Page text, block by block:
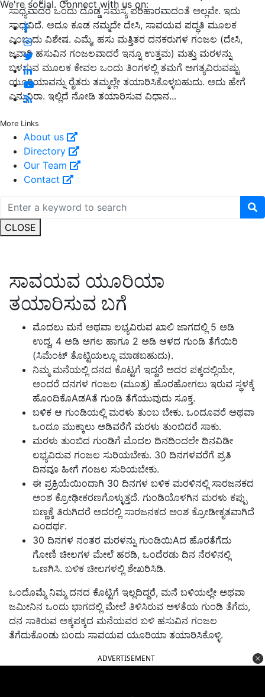
We're social. Connect with us on:
More Links
About us
Directory
Our Team
Contact
CLOSE
ಸಾಧ್ಯವಾದರೆ ಒಂದು ದೊಡ್ಡ ಸಮಸ್ಯೆ ಪರಿಹಾರವಾದಂತೆ ಅಲ್ಲವೇ. ಇದು
ಸಾಧ್ಯವಿದೆ. ಅದೂ ಕೂಡ ನಮ್ಮದೇ ದೇಸಿ, ಸಾವಯವ ಪದ್ಧತಿ ಮೂಲಕ
ಎಂಬುದು ವಿಶೇಷ. ಎಮ್ಮೆ, ಹಸು ಮತ್ತಿತರ ದನಕರುಗಳ ಗಂಜಲ (ದೇಸಿ,
ಜವಾರಿ ಹಸುವಿನ ಗಂಜಲವಾದರೆ ಇನ್ನೂ ಉತ್ತಮ) ಮತ್ತು ಮರಳನ್ನು
ಬಳಸುವ ಮೂಲಕ ಕೇವಲ ಒಂದು ತಿಂಗಳಲ್ಲಿ ತಮಗೆ ಅಗತ್ಯವಿರುವಷ್ಟು
ಯೂರಿಯಾವನ್ನು ರೈತರು ತಮ್ಮಲ್ಲೇ ತಯಾರಿಸಿಕೊಳ್ಳಬಹುದು. ಅದು ಹೇಗೆ
ಎನ್ನುವಿರಾ. ಇಲ್ಲಿದೆ ನೋಡಿ ತಯಾರಿಸುವ ವಿಧಾನ...
ಸಾವಯವ ಯೂರಿಯಾ
ತಯಾರಿಸುವ ಬಗೆ
ಮೊದಲು ಮನೆ ಅಥವಾ ಲಭ್ಯವಿರುವ ಖಾಲಿ ಜಾಗದಲ್ಲಿ 5 ಅಡಿ
ಉದ್ದ, 4 ಅಡಿ ಅಗಲ ಹಾಗೂ 2 ಅಡಿ ಆಳದ ಗುಂಡಿ ತೆಗೆಯಿರಿ
(ಸಿಮೆಂಟ್ ತೊಟ್ಟಿಯಲ್ಲೂ ಮಾಡಬಹುದು).
ನಿಮ್ಮ ಮನೆಯಲ್ಲಿ ದನದ ಕೊಟ್ಟಗೆ ಇದ್ದರೆ ಅದರ ಪಕ್ಕದಲ್ಲಿಯೇ,
ಅಂದರೆ ದನಗಳ ಗಂಜಲ (ಮೂತ್ರ) ಹೊರಹೋಗಲು ಇರುವ ಸ್ಥಳಕ್ಕೆ
ಹೊಂದಿಕೊAಡAತೆ ಗುಂಡಿ ತೆಗೆಯುವುದು ಸೂಕ್ತ.
ಬಳಿಕ ಆ ಗುಂಡಿಯಲ್ಲಿ ಮರಳು ತುಂಬ ಬೇಕು. ಒಂದೂವರೆ ಅಥವಾ
ಒಂದೂ ಮುಕ್ಕಾಲು ಅಡಿವರೆಗೆ ಮರಳು ತುಂಬಿದರೆ ಸಾಕು.
ಮರಳು ತುಂಬಿದ ಗುಂಡಿಗೆ ಮೊದಲ ದಿನದಿಂದಲೇ ದಿನವಿಡೀ
ಲಭ್ಯವಿರುವ ಗಂಜಲ ಸುರಿಯಬೇಕು. 30 ದಿನಗಳವರೆಗೆ ಪ್ರತಿ
ದಿನವೂ ಹೀಗೆ ಗಂಜಲ ಸುರಿಯಬೇಕು.
ಈ ಪ್ರಕ್ರಿಯೆಯಿಂದಾಗಿ 30 ದಿನಗಳ ಬಳಿಕ ಮರಳಿನಲ್ಲಿ ಸಾರಜನಕದ
ಅಂಶ ಕ್ರೋಢೀಕರಣಗೊಳ್ಳುತ್ತದೆ. ಗುಂಡಿಯೊಳಗಿನ ಮರಳು ಕಪ್ಪು
ಬಣ್ಣಕ್ಕೆ ತಿರುಗಿದರೆ ಅದರಲ್ಲಿ ಸಾರಜನಕದ ಅಂಶ ಕ್ರೋಡೀಕೃತವಾಗಿದೆ
ಎಂದರ್ಥ.
30 ದಿನಗಳ ನಂತರ ಮರಳನ್ನು ಗುಂಡಿಯಿAದ ಹೊರತೆಗೆದು
ಗೋಣಿ ಚೀಲಗಳ ಮೇಲೆ ಹರಡಿ, ಒಂದೆರಡು ದಿನ ನೆರಳಿನಲ್ಲಿ
ಒಣಗಿಸಿ. ಬಳಿಕ ಚೀಲಗಳಲ್ಲಿ ಶೇಖರಿಸಿಡಿ.
ಒಂದೊಮ್ಮೆ ನಿಮ್ಮ ದನದ ಕೊಟ್ಟಿಗೆ ಇಲ್ಲದಿದ್ದರೆ, ಮನೆ ಬಳಿಯಲ್ಲೇ ಅಥವಾ
ಜಮೀನಿನ ಒಂದು ಭಾಗದಲ್ಲಿ ಮೇಲೆ ತಿಳಿಸಿರುವ ಅಳತೆಯ ಗುಂಡಿ ತೆಗೆದು,
ದನ ಸಾಕಿರುವ ಅಕ್ಕಪಕ್ಕದ ಮನೆಯವರ ಬಳಿ ಹಸುವಿನ ಗಂಜಲ
ತೆಗೆದುಕೊಂಡು ಬಂದು ಸಾವಯವ ಯೂರಿಯಾ ತಯಾರಿಸಿಕೊಳ್ಳಿ.
ADVERTISEMENT